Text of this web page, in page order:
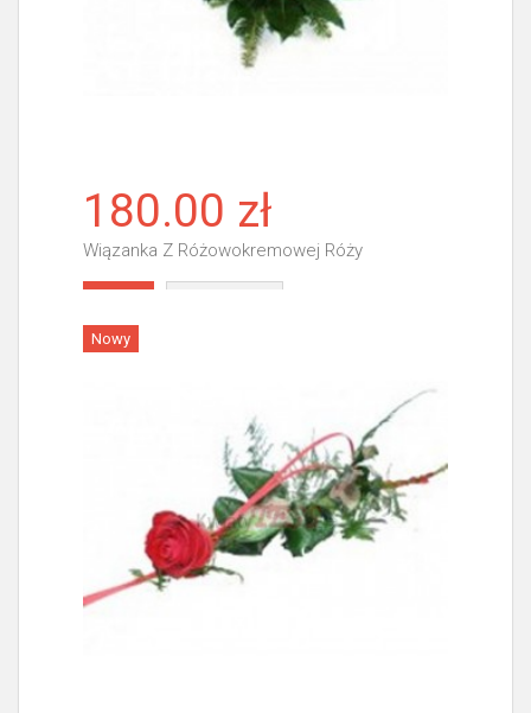
180.00 zł
Wiązanka Z Różowokremowej Róży
Nowy